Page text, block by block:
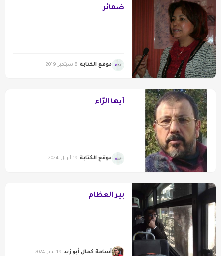
ضمائر
موقع الكتابة 8 سبتمبر 2019
أيها الرّاء
موقع الكتابة 19 أبريل 2024
بير العظام
أسامة كمال أبو زيد 19 يناير 2024